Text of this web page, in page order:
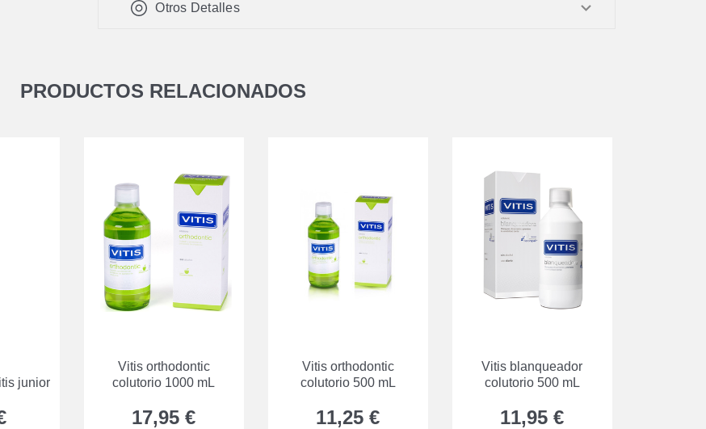
Otros Detalles
PRODUCTOS RELACIONADOS
junior
Vitis orthodontic
colutorio 1000 mL
17,95 €
Vitis orthodontic
colutorio 500 mL
11,25 €
Vitis blanqueador
colutorio 500 mL
11,95 €